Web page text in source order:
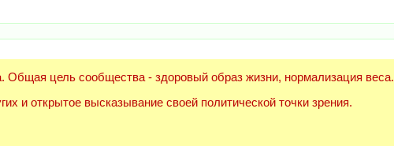
цель сообщества - здоровый образ жизни, нормализация веса.
и открытое высказывание своей политической точки зрения.